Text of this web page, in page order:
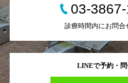
LINEで予約・問
03-
診療時間内にお問合